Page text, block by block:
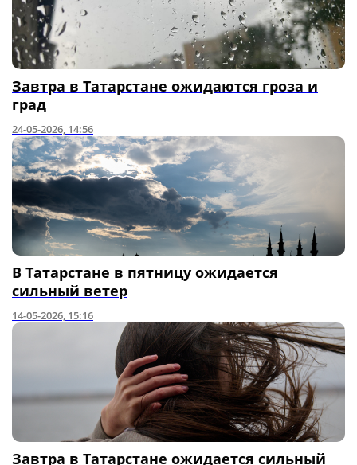
Завтра в Татарстане ожидаются гроза и
град
24-05-2026, 14:56
В Татарстане в пятницу ожидается
сильный ветер
14-05-2026, 15:16
Завтра в Татарстане ожидается сильный